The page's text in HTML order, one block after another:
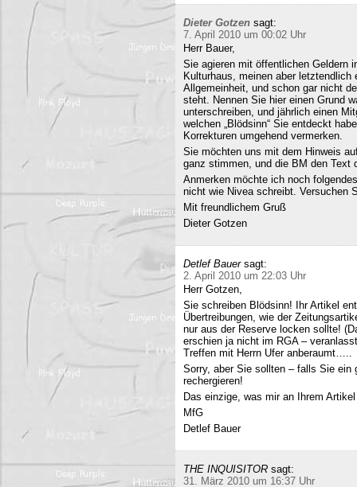
Dieter Gotzen sagt:
7. April 2010 um 00:02 Uhr
Herr Bauer,
Sie agieren mit öffentlichen Geldern
Kulturhaus, meinen aber
Allgemeinheit, und schon gar nicht
steht. Nennen Sie hier einen Grund
unterschreiben, und jährlich einen
welchen „Blödsinn“ Sie entdeckt
Korrekturen umgehend vermerken.
Sie möchten uns mit dem Hinweis
ganz stimmen, und die BM den Text
Anmerken möchte ich noch
nicht wie Nivea schreibt. Versuchen
Mit freundlichem Gruß
Dieter Gotzen
Detlef Bauer sagt:
2. April 2010 um 22:03 Uhr
Herr Gotzen,
Sie schreiben Blödsinn! Ihr Artikel
Übertreibungen, wie der
nur aus der Reserve locken sollte!
erschien ja nicht im RGA –
Treffen mit Herrn Ufer anberaumt…..
Sorry, aber Sie sollten – falls Sie ein
rechergieren!
Das einzige, was mir an Ihrem
MfG
Detlef Bauer
THE INQUISITOR sagt:
31. März 2010 um 16:37 Uhr